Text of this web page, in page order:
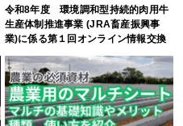
令和8年度 環境調和型持続的肉用牛
生産体制推進事業 (JRA畜産振興事
業)に係る第１回オンライン情報交換
会